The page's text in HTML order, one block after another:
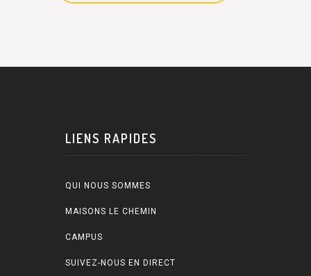
LIENS RAPIDES
QUI NOUS SOMMES
MAISONS LE CHEMIN
CAMPUS
SUIVEZ-NOUS EN DIRECT